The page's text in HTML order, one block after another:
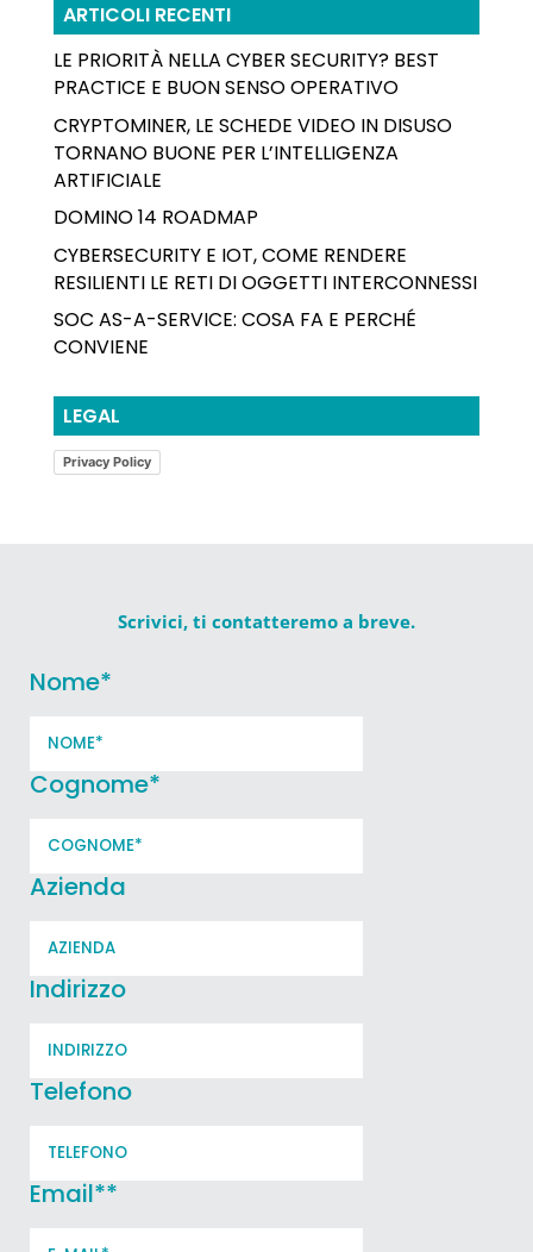
ARTICOLI RECENTI
LE PRIORITÀ NELLA CYBER SECURITY? BEST
PRACTICE E BUON SENSO OPERATIVO
CRYPTOMINER, LE SCHEDE VIDEO IN DISUSO
TORNANO BUONE PER L’INTELLIGENZA
ARTIFICIALE
DOMINO 14 ROADMAP
CYBERSECURITY E IOT, COME RENDERE
RESILIENTI LE RETI DI OGGETTI INTERCONNESSI
SOC AS-A-SERVICE: COSA FA E PERCHÉ
CONVIENE
LEGAL
Privacy Policy
Scrivici, ti contatteremo a breve.
Nome*
Cognome*
Azienda
Indirizzo
Telefono
Email**